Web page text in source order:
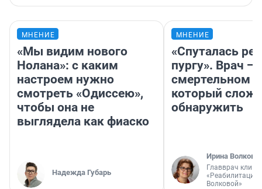
МНЕНИЕ
«Мы видим нового
Нолана»: с каким
настроем нужно
смотреть «Одиссею»,
чтобы она не
выглядела как фиаско
Надежда Губарь
МНЕНИЕ
«Спуталась
пургу». Врач —
смертельном
который
обнаружить
Ирина Волкова
Главврач
«Реабилитация
Волковой»